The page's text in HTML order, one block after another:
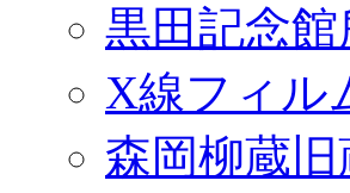
黒田記念
X線フィル
森岡柳蔵